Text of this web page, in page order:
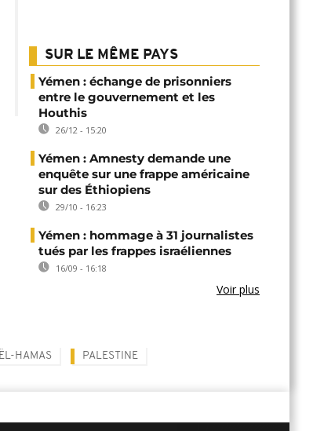
SUR LE MÊME PAYS
Yémen : échange de prisonniers
entre le gouvernement et les
Houthis
26/12 - 15:20
Yémen : Amnesty demande une
enquête sur une frappe américaine
sur des Éthiopiens
29/10 - 16:23
Yémen : hommage à 31 journalistes
tués par les frappes israéliennes
16/09 - 16:18
Voir plus
HAMAS PALESTINE